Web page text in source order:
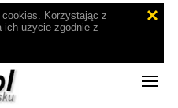
Korzystając z
ich użycie zgodnie z